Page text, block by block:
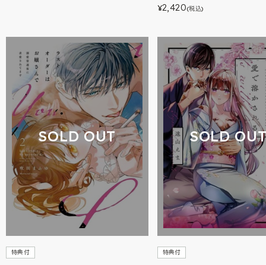
¥2,420(税込)
SOLD OUT
特典付
SOLD
特典付